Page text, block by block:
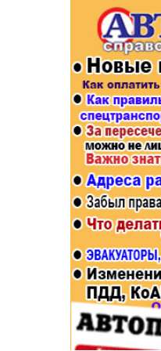
Афиша
Строительство и ремонт
Авто и мото
Рестораны, кафе, бары
Спорт Фитнес
Недвижимость
Красота Косметология
Популярное →
Строительство и ремонт